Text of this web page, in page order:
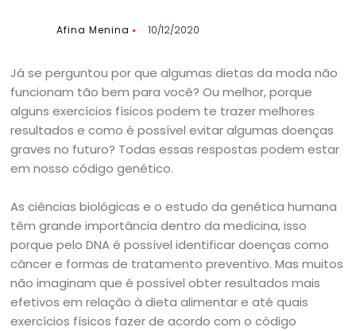
Afina Menina 10/12/2020
Já se perguntou por que algumas dietas da moda não
funcionam tão bem para você? Ou melhor, porque
alguns exercícios físicos podem te trazer melhores
resultados e como é possível evitar algumas doenças
graves no futuro? Todas essas respostas podem estar
em nosso código genético.
As ciências biológicas e o estudo da genética humana
têm grande importância dentro da medicina, isso
porque pelo DNA é possível identificar doenças como
câncer e formas de tratamento preventivo. Mas muitos
não imaginam que é possível obter resultados mais
efetivos em relação à dieta alimentar e até quais
exercícios físicos fazer de acordo com o código